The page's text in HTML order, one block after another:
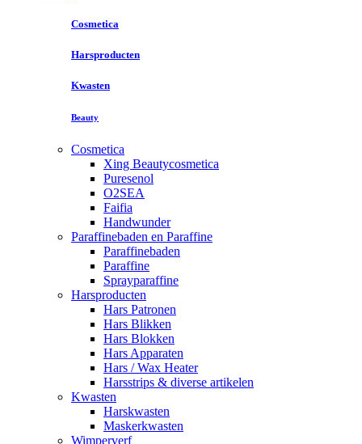
Cosmetica
Harsproducten
Kwasten
Beauty
Cosmetica
Xing Beautycosmetica
Puresenol
O2SEA
Faifia
Handwunder
Paraffinebaden en Paraffine
Paraffinebaden
Paraffine
Sprayparaffine
Harsproducten
Hars Patronen
Hars Blikken
Hars Blokken
Hars Apparaten
Hars / Wax Heater
Harsstrips & diverse artikelen
Kwasten
Harskwasten
Maskerkwasten
Wimperverf